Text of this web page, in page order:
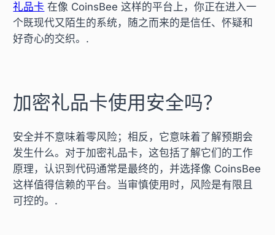
礼品卡 在像 CoinsBee 这样的平台上，你正在进入一
个既现代又陌生的系统，随之而来的是信任、怀疑和
好奇心的交织。.
加密礼品卡使用安全吗？
安全并不意味着零风险；相反，它意味着了解预期会
发生什么。对于加密礼品卡，这包括了解它们的工作
原理，认识到代码通常是最终的，并选择像 CoinsBee
这样值得信赖的平台。当审慎使用时，风险是有限且
可控的。.